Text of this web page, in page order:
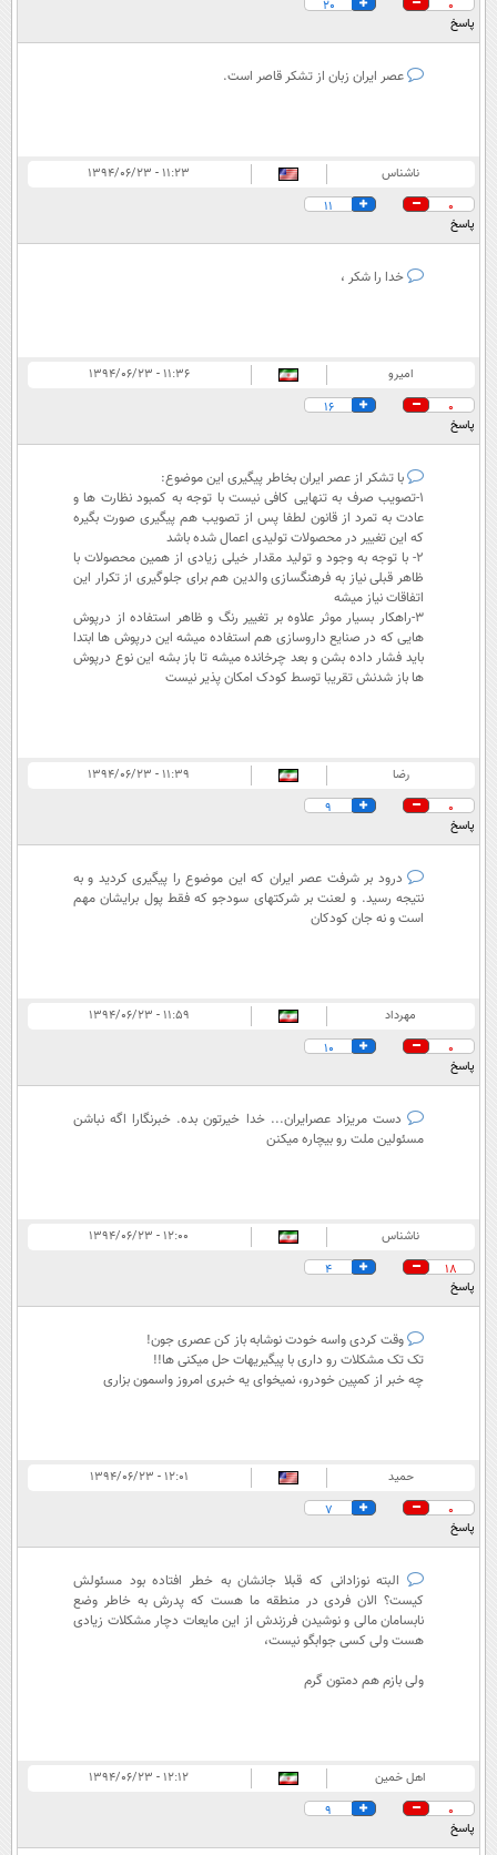
0
20
پاسخ
عصر ایران زبان از تشکر قاصر است.
ناشناس
۱۱:۲۳ - ۱۳۹۴/۰۶/۲۳
0
11
پاسخ
خدا را شكر ،
امیرو
۱۱:۳۶ - ۱۳۹۴/۰۶/۲۳
0
16
پاسخ
با تشکر از عصر ایران بخاطر پیگیری این موضوع:
1-تصویب صرف به تنهایی کافی نیست با توجه به کمبود نظارت ها و
عادت به تمرد از قانون لطفا پس از تصویب هم پیگیری صورت بگیره
که این تغییر در محصولات تولیدی اعمال شده باشد
2- با توجه به وجود و تولید مقدار خیلی زیادی از همین محصولات با
ظاهر قبلی نیاز به فرهنگسازی والدین هم برای جلوگیری از تکرار این
اتفاقات نیاز میشه
3-راهکار بسیار موثر علاوه بر تغییر رنگ و ظاهر استفاده از درپوش
هایی که در صنایع داروسازی هم استفاده میشه این درپوش ها ابتدا
باید فشار داده بشن و بعد چرخانده میشه تا باز بشه این نوع درپوش
ها باز شدنش تقریبا توسط کودک امکان پذیر نیست
رضا
۱۱:۳۹ - ۱۳۹۴/۰۶/۲۳
0
9
پاسخ
درود بر شرفت عصر ایران که این موضوع را پیگیری کردید و به
نتیجه رسید. و لعنت بر شرکتهای سودجو که فقط پول برایشان مهم
است و نه جان کودکان
مهرداد
۱۱:۵۹ - ۱۳۹۴/۰۶/۲۳
0
10
پاسخ
دست مریزاد عصرایران... خدا خیرتون بده. خبرنگارا اگه نباشن
مسئولین ملت رو بیچاره میکنن
ناشناس
۱۲:۰۰ - ۱۳۹۴/۰۶/۲۳
18
4
پاسخ
وقت کردی واسه خودت نوشابه باز کن عصری جون!
تک تک مشکلات رو داری با پیگیریهات حل میکنی ها!!
چه خبر از کمپین خودرو، نمیخوای یه خبری امروز واسمون بزاری
حمید
۱۲:۰۱ - ۱۳۹۴/۰۶/۲۳
0
7
پاسخ
البته نوزادانی که قبلا جانشان به خطر افتاده بود مسئولش
کیست؟ الان فردی در منطقه ما هست که پدرش به خاطر وضع
نابسامان مالی و نوشیدن فرزندش از این مایعات دچار مشکلات زیادی
هست ولی کسی جوابگو نیست،
ولی بازم هم دمتون گرم
اهل خمین
۱۲:۱۲ - ۱۳۹۴/۰۶/۲۳
0
9
پاسخ